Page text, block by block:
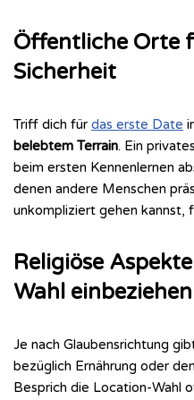
Öffentliche Orte
Sicherheit
Triff dich für das erste Date
belebtem Terrain. Ein
beim ersten Kennenlernen
denen andere Menschen
unkompliziert gehen kannst,
Religiöse
Wahl einbeziehen
Je nach Glaubensrichtung
bezüglich Ernährung oder
Besprich die Location-Wahl